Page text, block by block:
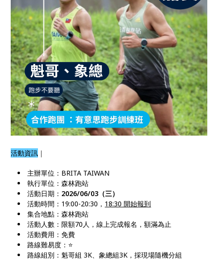
活動資訊 ｜
主辦單位：BRITA TAIWAN
執行單位：森林跑站
活動日期： 2026/06/03（三）
活動時間：19:00-20:30， 18:30 開始報到
集合地點：森林跑站
活動人數：限額70人，線上完成報名，額滿為止
活動費用：免費
路線難易度：⭐️
路線組別：魁哥組 3K、象總組3K，採現場隨機分組